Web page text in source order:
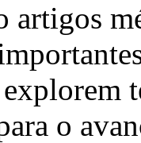
artigos
explorem
o